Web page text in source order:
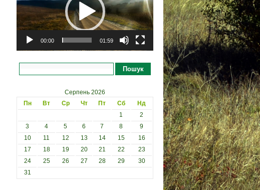
00:00 01:59
Пошук
Серпень 2026
Пн
Вт Ср Чт Пт Сб
Нд
1
2
3
4 5 6 7 8
9
10
11 12 13 14 15
16
17
18 19 20 21 22
23
24
25 26 27 28 29
30
31